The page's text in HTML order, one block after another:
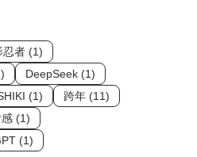
忍者 (1)
DeepSeek (1)
(1)
跨年 (11)
(1)
(1)